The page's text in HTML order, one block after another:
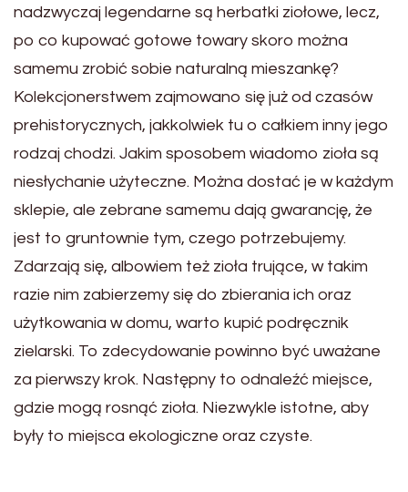
nadzwyczaj legendarne są herbatki ziołowe, lecz,
po co kupować gotowe towary skoro można
samemu zrobić sobie naturalną mieszankę?
Kolekcjonerstwem zajmowano się już od czasów
prehistorycznych, jakkolwiek tu o całkiem inny jego
rodzaj chodzi. Jakim sposobem wiadomo zioła są
niesłychanie użyteczne. Można dostać je w każdym
sklepie, ale zebrane samemu dają gwarancję, że
jest to gruntownie tym, czego potrzebujemy.
Zdarzają się, albowiem też zioła trujące, w takim
razie nim zabierzemy się do zbierania ich oraz
użytkowania w domu, warto kupić podręcznik
zielarski. To zdecydowanie powinno być uważane
za pierwszy krok. Następny to odnaleźć miejsce,
gdzie mogą rosnąć zioła. Niezwykle istotne, aby
były to miejsca ekologiczne oraz czyste.